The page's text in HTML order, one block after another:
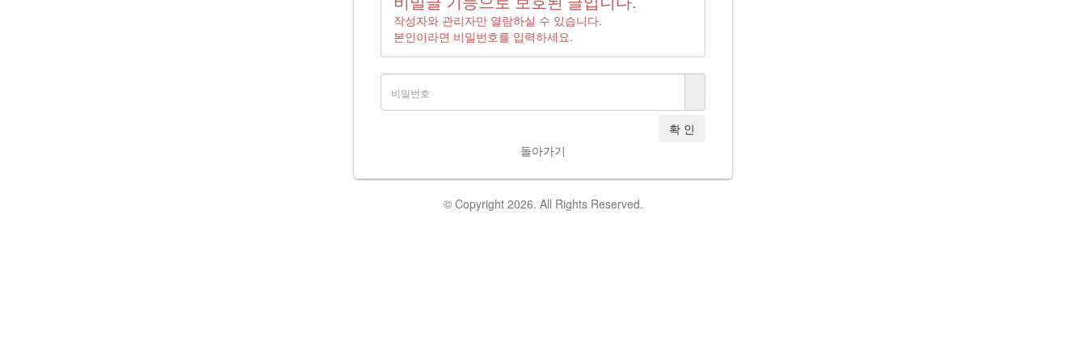
작성자와 관리자만 열람하실 수 있습니다.
본인이라면 비밀번호를 입력하세요.
확 인
돌아가기
© Copyright 2026. All Rights Reserved.